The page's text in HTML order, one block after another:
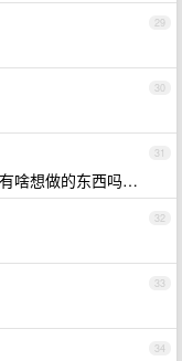
29
30
31
啥想做的东西吗…
32
33
34